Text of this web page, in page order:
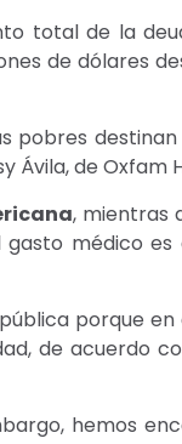
total de la
de dólares
destinan
Ávila, de Oxfam
, mientras
gasto médico
porque
de acuerdo
hemos